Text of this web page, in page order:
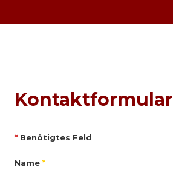
Kontaktformular
* Benötigtes Feld
Name *